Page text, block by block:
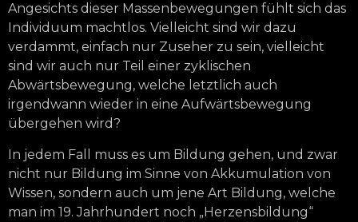
Angesichts dieser Massenbewegungen fühlt sich das
Individuum machtlos. Vielleicht sind wir dazu
verdammt, einfach nur Zuseher zu sein, vielleicht
sind wir auch nur Teil einer zyklischen
Abwärtsbewegung, welche letztlich auch
irgendwann wieder in eine Aufwärtsbewegung
übergehen wird?
In jedem Fall muss es um Bildung gehen, und zwar
nicht nur Bildung im Sinne von Akkumulation von
Wissen, sondern auch um jene Art Bildung, welche
man im 19. Jahrhundert noch „Herzensbildung“